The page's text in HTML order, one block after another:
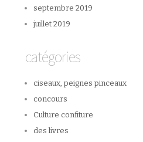
septembre 2019
juillet 2019
catégories
ciseaux, peignes pinceaux
concours
Culture confiture
des livres